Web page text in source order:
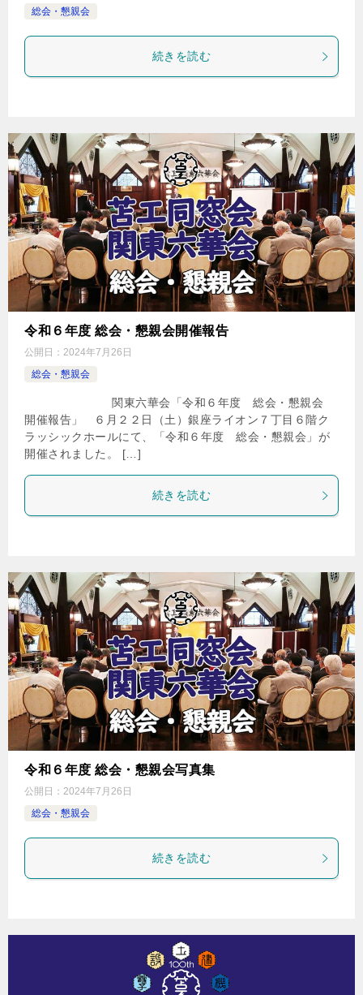
総会・懇親会
続きを読む
令和６年度 総会・懇親会開催報告
公開日： 2024年7月26日
総会・懇親会
関東六華会「令和６年度 総会・懇親会
開催報告」 ６月２２日（土）銀座ライオン７丁目６階ク
ラッシックホールにて、「令和６年度 総会・懇親会」が
開催されました。 […]
続きを読む
令和６年度 総会・懇親会写真集
公開日： 2024年7月26日
総会・懇親会
続きを読む